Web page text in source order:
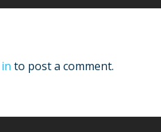
to post a comment.